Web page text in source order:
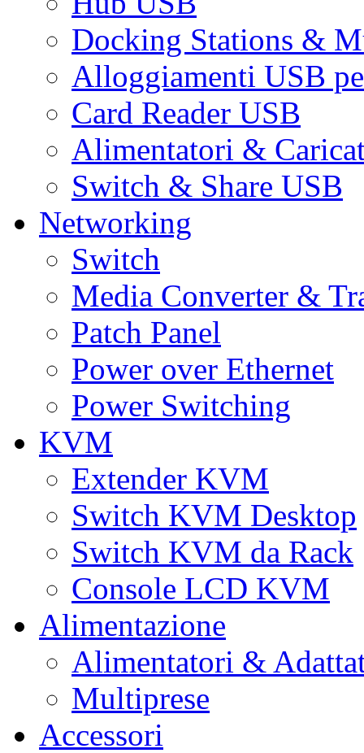
Docking Stations &
Alloggiamenti USB
Card Reader USB
Alimentatori &
Switch & Share USB
Networking
Switch
Media Converter &
Patch Panel
Power over Ethernet
Power Switching
KVM
Extender KVM
Switch KVM Desktop
Switch KVM da Rack
Console LCD KVM
Alimentazione
Alimentatori &
Multiprese
Accessori